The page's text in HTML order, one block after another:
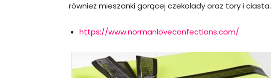
również mieszanki gorącej czekolady oraz tory i ciasta.
https://www.normanloveconfections.com/